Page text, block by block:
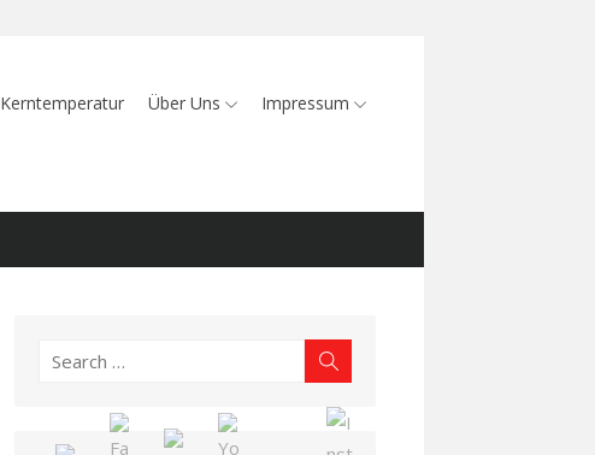
Kerntemperatur Über Uns Impressum
Search